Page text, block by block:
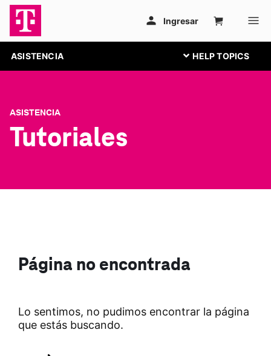
ASISTENCIA
ASISTENCIA
Tutoriales